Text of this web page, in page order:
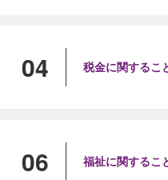
04 税金に関するこ
06 福祉に関するこ